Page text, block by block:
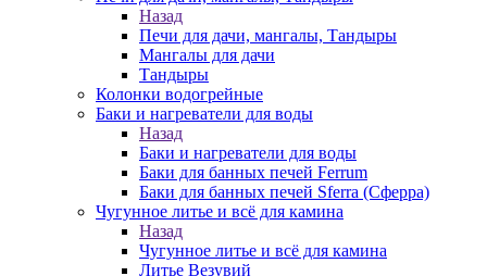
Назад
Печи для дачи, мангалы, Тандыры
Мангалы для дачи
Тандыры
Колонки водогрейные
Баки и нагреватели для воды
Назад
Баки и нагреватели для воды
Баки для банных печей Ferrum
Баки для банных печей Sferra (Сферра)
Чугунное литье и всё для камина
Назад
Чугунное литье и всё для камина
Литье Везувий